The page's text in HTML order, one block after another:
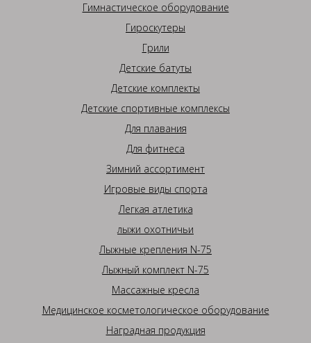
Гимнастическое оборудование
Гироскутеры
Грили
Детские батуты
Детские комплекты
Детские спортивные комплексы
Для плавания
Для фитнеса
Зимний ассортимент
Игровые виды спорта
Легкая атлетика
лыжи охотничьи
Лыжные крепления N-75
Лыжный комплект N-75
Массажные кресла
Медицинское косметологическое оборудование
Наградная продукция